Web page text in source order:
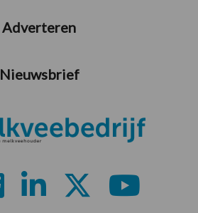
Adverteren
Nieuwsbrief